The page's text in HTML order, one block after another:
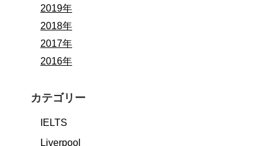
2019年
2018年
2017年
2016年
カテゴリー
IELTS
Liverpool